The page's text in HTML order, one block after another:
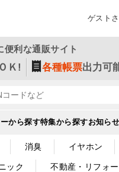
ゲスト
便利な通販サイト
Ｋ! 各種帳票出力可
から探す特集から探すお知ら
消臭 イヤホン
ック 不動産・リフォ